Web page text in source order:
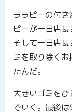
ララピーの付
ピーが一日店長
そして一日店
ミを取り除く
たんだ。
大きいゴミを
でいく。最後